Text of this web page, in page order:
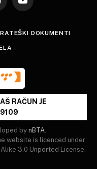
YouTube
DOKUMENTI
RAČUN JE
by nBTA.
website is licenced under
3.0 Unported License.